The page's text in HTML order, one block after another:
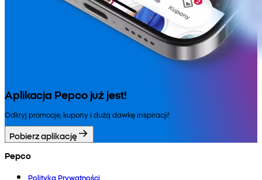
Aplikacja Pepco już jest!
Odkryj promocje, kupony i dużą dawkę inspiracji!
Pobierz aplikację
Pepco
Polityka Prywatności